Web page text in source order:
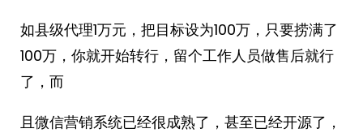
如县级代理1万元，把目标设为100万，只要捞满了
100万，你就开始转行，留个工作人员做售后就行
了，而
且微信营销系统已经很成熟了，甚至已经开源了，